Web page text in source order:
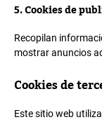
5. Cookies de
Recopilan
mostrar anuncios
Cookies de
Este sitio web